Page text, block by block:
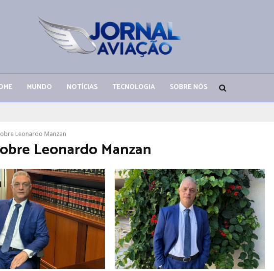
MUNDO NOTÍCIAS TECNOLOGIA SOBRE NÓS
Leonardo Manzan
Leonardo Manzan